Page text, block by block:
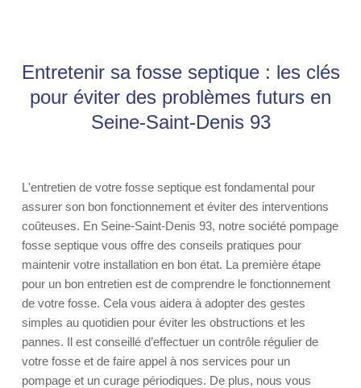
Entretenir sa fosse septique : les clés
pour éviter des problèmes futurs en
Seine-Saint-Denis 93
L'entretien de votre fosse septique est fondamental pour
assurer son bon fonctionnement et éviter des interventions
coûteuses. En Seine-Saint-Denis 93, notre société pompage
fosse septique vous offre des conseils pratiques pour
maintenir votre installation en bon état. La première étape
pour un bon entretien est de comprendre le fonctionnement
de votre fosse. Cela vous aidera à adopter des gestes
simples au quotidien pour éviter les obstructions et les
pannes. Il est conseillé d’effectuer un contrôle régulier de
votre fosse et de faire appel à nos services pour un
pompage et un curage périodiques. De plus, nous vous